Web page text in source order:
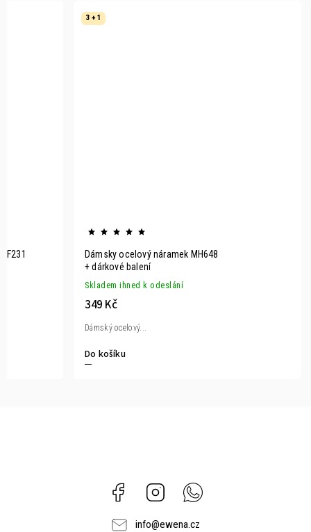
3 + 1
Dámsky ocelový náramek MH648
+ dárkové balení
Skladem ihned k odeslání
349 Kč
Do košíku
Dámský ocelový...
Facebook Instagram
info@ewena.cz